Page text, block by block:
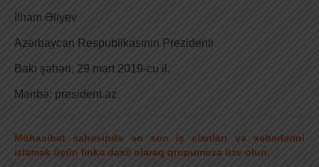
İlham Əliyev
Azərbaycan Respublikasının Prezidenti
Bakı şəhəri, 29 mart 2019-cu il.
Mənbə: president.az
Mühasibat sahəsində ən son iş elanları və xəbərlərini
izləmək üçün linkə daxil olaraq qrupumuza üzv olun.